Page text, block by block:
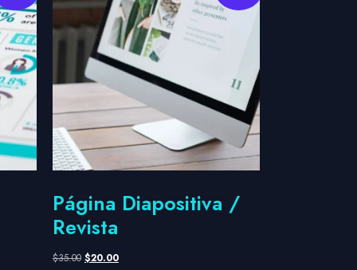
Página Diapositiva /
Revista
$35.00 $20.00